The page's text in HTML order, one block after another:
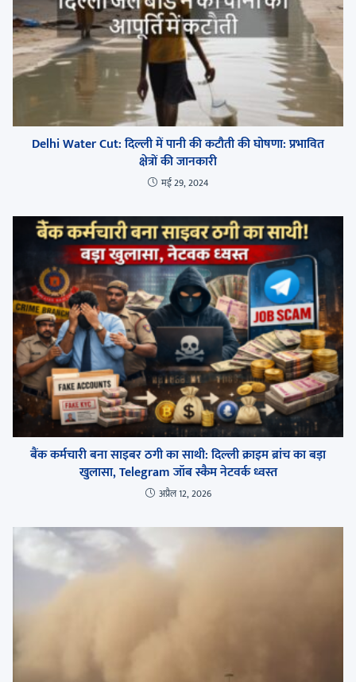
Delhi Water Cut: दिल्ली में पानी की कटौती की घोषणा: प्रभावित
क्षेत्रों की जानकारी
मई 29, 2024
बैंक कर्मचारी बना साइबर ठगी का साथी: दिल्ली क्राइम ब्रांच का बड़ा
खुलासा, Telegram जॉब स्कैम नेटवर्क ध्वस्त
अप्रैल 12, 2026